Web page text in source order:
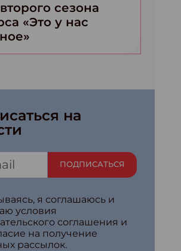
сезона
«Это у нас
на
ПОДПИСАТЬСЯ
я соглашаюсь и
условия
соглашения и
на получение
рассылок.